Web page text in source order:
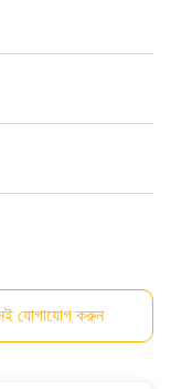
যোগাযোগ করুন